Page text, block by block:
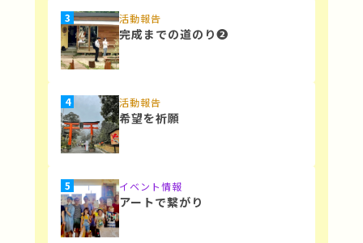
活動報告
完成までの道のり❷
活動報告
希望を祈願
イベント情報
アートで繋がり